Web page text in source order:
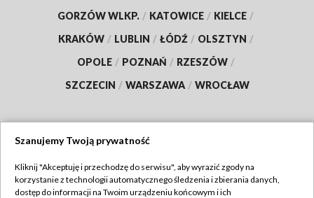
GORZÓW WLKP. / KATOWICE / KIELCE /
KRAKÓW / LUBLIN / ŁÓDŹ / OLSZTYN /
OPOLE / POZNAŃ / RZESZÓW /
SZCZECIN / WARSZAWA / WROCŁAW
TVP
Szanujemy Twoją prywatność
Kliknij "Akceptuję i przechodzę do serwisu", aby wyrazić zgody na
korzystanie z technologii automatycznego śledzenia i zbierania danych,
dostęp do informacji na Twoim urządzeniu końcowym i ich